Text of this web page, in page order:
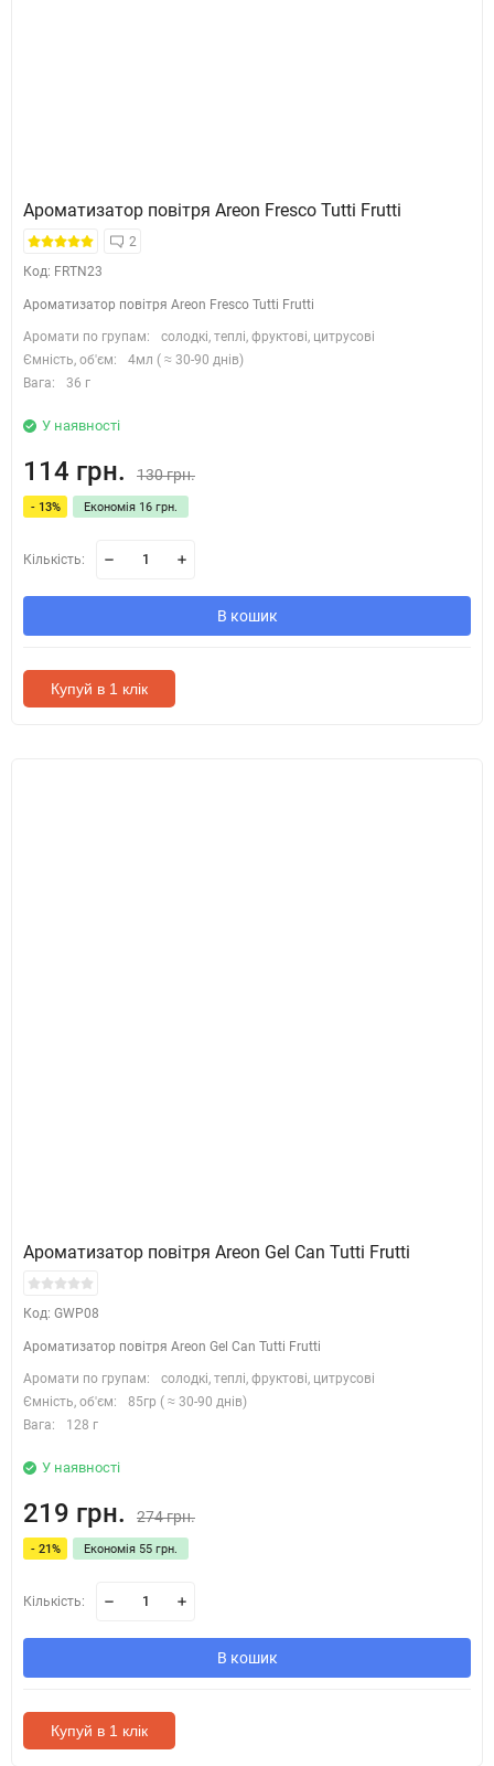
Ароматизатор повітря Areon Fresco Tutti Frutti
2
Код: FRTN23
Ароматизатор повітря Areon Fresco Tutti Frutti
Аромати по групам:
солодкі, теплі, фруктові, цитрусові
Ємність, об'єм:
4мл ( ≈ 30-90 днів)
Вага:
36 г
У наявності
114 грн. 130 грн.
- 13% Економія 16 грн.
Кількість:
В кошик
Купуй в 1 клік
Ароматизатор повітря Areon Gel Can Tutti Frutti
Код: GWP08
Ароматизатор повітря Areon Gel Can Tutti Frutti
Аромати по групам:
солодкі, теплі, фруктові, цитрусові
Ємність, об'єм:
85гр ( ≈ 30-90 днів)
Вага:
128 г
У наявності
219 грн. 274 грн.
- 21% Економія 55 грн.
Кількість:
В кошик
Купуй в 1 клік